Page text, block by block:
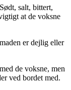
salt, bittert,
at de voksne
er dejlig eller
de voksne, men
ved bordet med.